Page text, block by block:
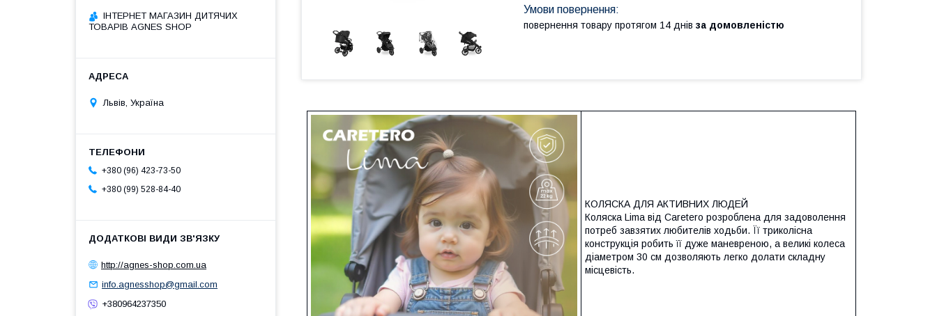
повернення товару протягом 14 днів за домовленістю
КОЛЯСКА ДЛЯ АКТИВНИХ ЛЮДЕЙ
Коляска Lima від Caretero розроблена для задоволення
потреб завзятих любителів ходьби. Її триколісна
конструкція робить її дуже маневреною, а великі колеса
діаметром 30 см дозволяють легко долати складну
місцевість.
ІНТЕРНЕТ МАГАЗИН ДИТЯЧИХ
ТОВАРІВ AGNES SHOP
Львів, Україна
+380 (96) 423-73-50
+380 (99) 528-84-40
http://agnes-shop.com.ua
info.agnesshop@gmail.com
+380964237350